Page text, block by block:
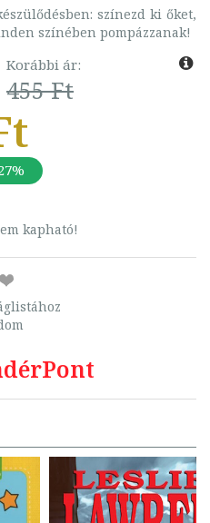
színezd ki őket,
színében pompázzanak!
Korábbi ár:
455 Ft
kapható!